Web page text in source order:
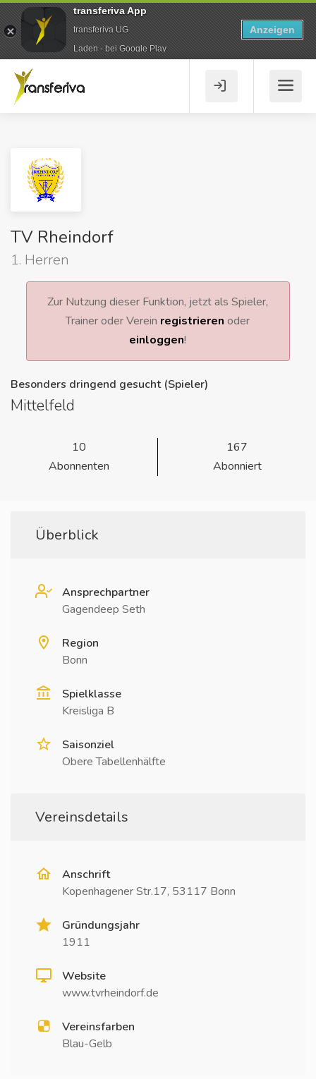
TV Rheindorf
1. Herren
Zur Nutzung dieser Funktion, jetzt als Spieler,
Trainer oder Verein registrieren oder
einloggen!
Besonders dringend gesucht (Spieler)
Mittelfeld
10
Abonnenten
167
Abonniert
Überblick
Ansprechpartner
Gagendeep Seth
Region
Bonn
Spielklasse
Kreisliga B
Saisonziel
Obere Tabellenhälfte
Vereinsdetails
Anschrift
Kopenhagener Str.17, 53117 Bonn
Gründungsjahr
1911
Website
www.tvrheindorf.de
Vereinsfarben
Blau-Gelb
transferiva App
transferiva UG
Laden - bei Google Play
Anzeigen